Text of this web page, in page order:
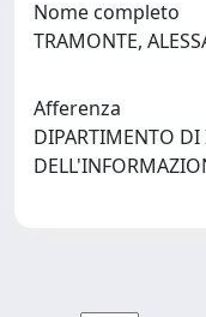
Nome completo
TRAMONTE,
Afferenza
DIPARTIMENTO DI